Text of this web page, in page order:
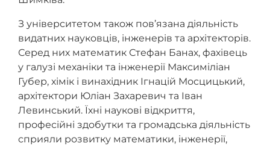
З університетом також пов’язана діяльність
видатних науковців, інженерів та архітекторів.
Серед них математик Стефан Банах, фахівець
у галузі механіки та інженерії Максиміліан
Губер, хімік і винахідник Ігнацій Мосцицький,
архітектори Юліан Захаревич та Іван
Левинський. Їхні наукові відкриття,
професійні здобутки та громадська діяльність
сприяли розвитку математики, інженерії,